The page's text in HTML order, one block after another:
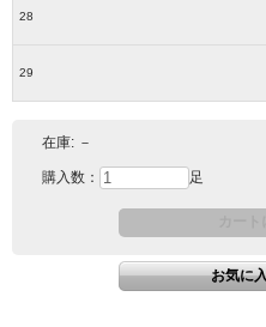
28
29
在庫: －
購入数： 足